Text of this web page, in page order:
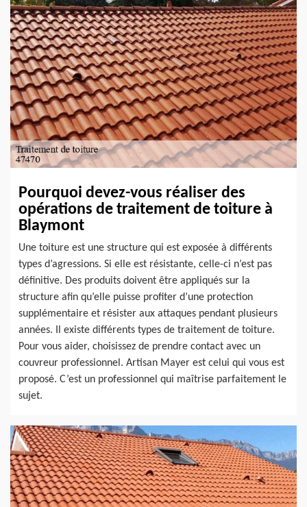
Pourquoi devez-vous réaliser des
opérations de traitement de toiture à
Blaymont
Une toiture est une structure qui est exposée à différents
types d’agressions. Si elle est résistante, celle-ci n’est pas
définitive. Des produits doivent être appliqués sur la
structure afin qu’elle puisse profiter d’une protection
supplémentaire et résister aux attaques pendant plusieurs
années. Il existe différents types de traitement de toiture.
Pour vous aider, choisissez de prendre contact avec un
couvreur professionnel. Artisan Mayer est celui qui vous est
proposé. C’est un professionnel qui maîtrise parfaitement le
sujet.